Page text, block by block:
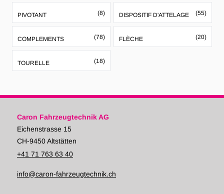
PIVOTANT (8) DISPOSITIF D'ATTELAGE (55)
COMPLEMENTS (78) FLÈCHE (20)
TOURELLE (18)
Caron Fahrzeugtechnik AG
Eichenstrasse 15
CH-9450 Altstätten
+41 71 763 63 40
info@caron-fahrzeugtechnik.ch